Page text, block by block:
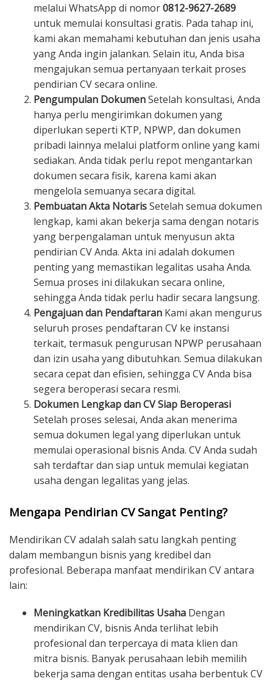
melalui WhatsApp di nomor0812-9627-2689
untuk memulai konsultasi gratis. Pada tahap ini,
kami akan memahami kebutuhan dan jenis usaha
yang Anda ingin jalankan. Selain itu, Anda bisa
mengajukan semua pertanyaan terkait proses
pendirian CV secara online.
Pengumpulan DokumenSetelah konsultasi, Anda
hanya perlu mengirimkan dokumen yang
diperlukan seperti KTP, NPWP, dan dokumen
pribadi lainnya melalui platform online yang kami
sediakan. Anda tidak perlu repot mengantarkan
dokumen secara fisik, karena kami akan
mengelola semuanya secara digital.
Pembuatan Akta NotarisSetelah semua dokumen
lengkap, kami akan bekerja sama dengan notaris
yang berpengalaman untuk menyusun akta
pendirian CV Anda. Akta ini adalah dokumen
penting yang memastikan legalitas usaha Anda.
Semua proses ini dilakukan secara online,
sehingga Anda tidak perlu hadir secara langsung.
Pengajuan dan Pendaftaran Kami akan mengurus
seluruh proses pendaftaran CV ke instansi
terkait, termasuk pengurusan NPWP perusahaan
dan izin usaha yang dibutuhkan. Semua dilakukan
secara cepat dan efisien, sehingga CV Anda bisa
segera beroperasi secara resmi.
Dokumen Lengkap dan CV Siap Beroperasi
Setelah proses selesai, Anda akan menerima
semua dokumen legal yang diperlukan untuk
memulai operasional bisnis Anda. CV Anda sudah
sah terdaftar dan siap untuk memulai kegiatan
usaha dengan legalitas yang jelas.
Mengapa Pendirian CV Sangat Penting?
Mendirikan CV adalah salah satu langkah penting
dalam membangun bisnis yang kredibel dan
profesional. Beberapa manfaat mendirikan CV antara
lain:
Meningkatkan Kredibilitas Usaha Dengan
mendirikan CV, bisnis Anda terlihat lebih
profesional dan terpercaya di mata klien dan
mitra bisnis. Banyak perusahaan lebih memilih
bekerja sama dengan entitas usaha berbentuk CV